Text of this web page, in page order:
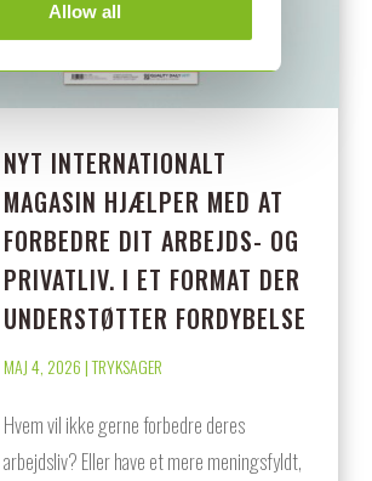
Allow all
NYT INTERNATIONALT
MAGASIN HJÆLPER MED AT
FORBEDRE DIT ARBEJDS- OG
PRIVATLIV. I ET FORMAT DER
UNDERSTØTTER FORDYBELSE
MAJ 4, 2026|TRYKSAGER
Hvem vil ikke gerne forbedre deres
arbejdsliv? Eller have et mere meningsfyldt,